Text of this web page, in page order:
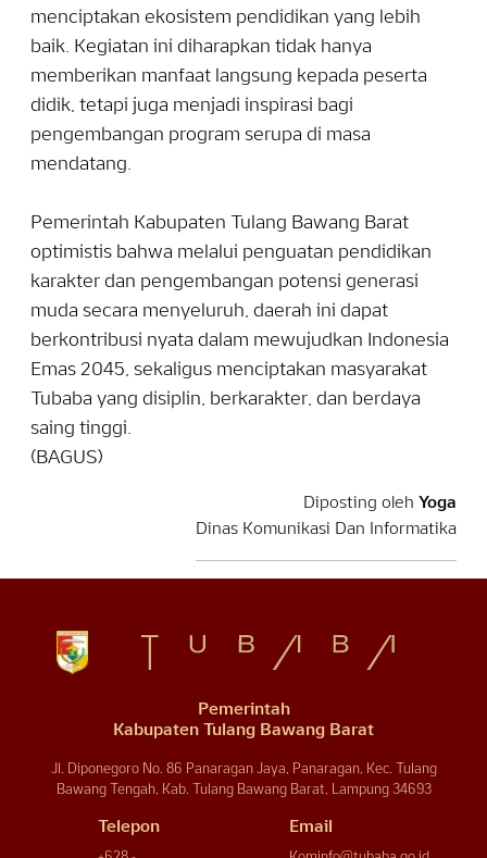
menciptakan ekosistem pendidikan yang lebih
baik. Kegiatan ini diharapkan tidak hanya
memberikan manfaat langsung kepada peserta
didik, tetapi juga menjadi inspirasi bagi
pengembangan program serupa di masa
mendatang.
Pemerintah Kabupaten Tulang Bawang Barat
optimistis bahwa melalui penguatan pendidikan
karakter dan pengembangan potensi generasi
muda secara menyeluruh, daerah ini dapat
berkontribusi nyata dalam mewujudkan Indonesia
Emas 2045, sekaligus menciptakan masyarakat
Tubaba yang disiplin, berkarakter, dan berdaya
saing tinggi.
(BAGUS)
Diposting oleh Yoga
Dinas Komunikasi Dan Informatika
Pemerintah
Kabupaten Tulang Bawang Barat
Jl. Diponegoro No. 86 Panaragan Jaya, Panaragan, Kec. Tulang
Bawang Tengah, Kab. Tulang Bawang Barat, Lampung 34693
Telepon Email